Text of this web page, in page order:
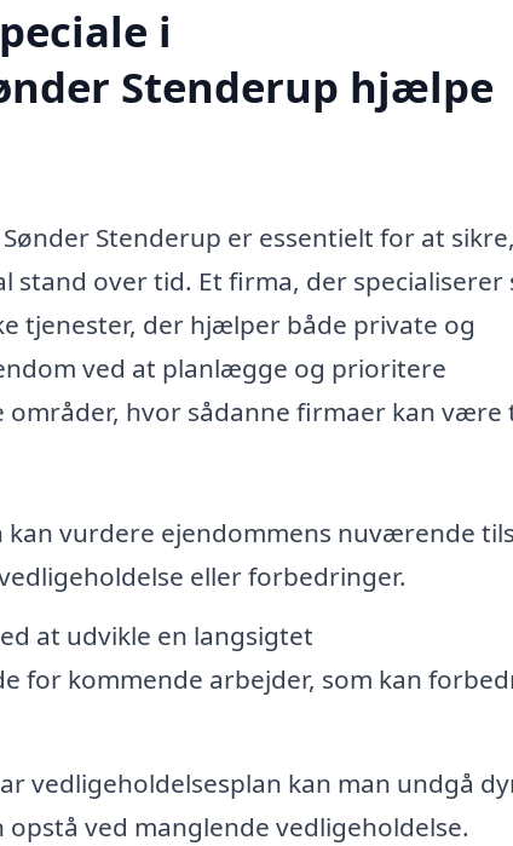
i
Stenderup hjælpe
Stenderup er essentielt for at
over tid. Et firma, der specialiserer
tjenester, der hjælper både private og
ved at planlægge og prioritere
hvor sådanne firmaer kan være
kan vurdere ejendommens nuværende
eller forbedringer.
at udvikle en langsigtet
for kommende arbejder, som kan
vedligeholdelsesplan kan man undgå
ved manglende vedligeholdelse.